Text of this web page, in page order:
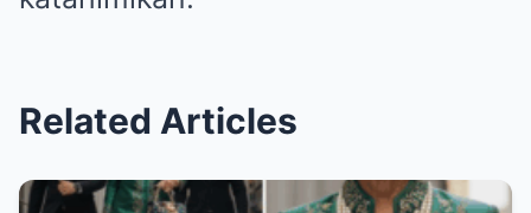
Related Articles